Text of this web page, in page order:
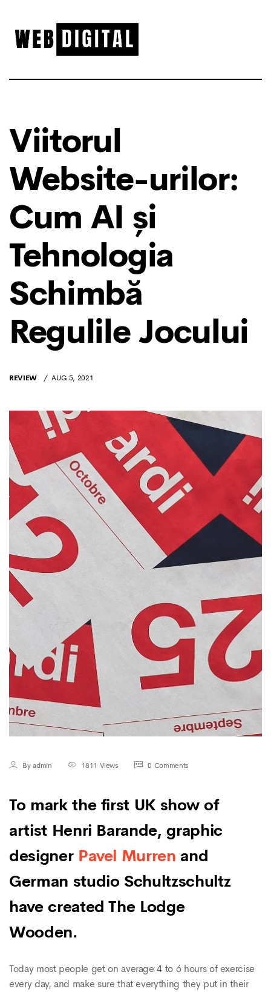
Viitorul
Website-urilor:
Cum AI și
Tehnologia
Schimbă
Regulile Jocului
REVIEW AUG 5, 2021
By admin 1811 Views 0 Comments
To mark the first UK show of
artist Henri Barande, graphic
designer Pavel Murren and
German studio Schultzschultz
have created The Lodge
Wooden.
Today most people get on average 4 to 6 hours of exercise
every day, and make sure that everything they put in their